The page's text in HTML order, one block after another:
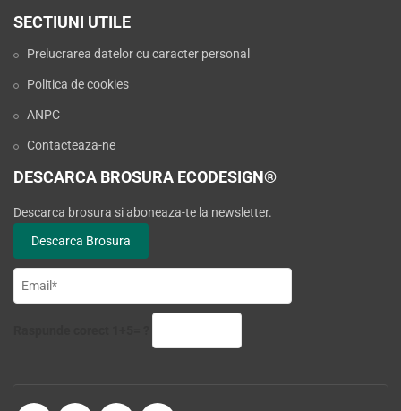
SECTIUNI UTILE
Prelucrarea datelor cu caracter personal
Politica de cookies
ANPC
Contacteaza-ne
DESCARCA BROSURA ECODESIGN®
Descarca brosura si aboneaza-te la newsletter.